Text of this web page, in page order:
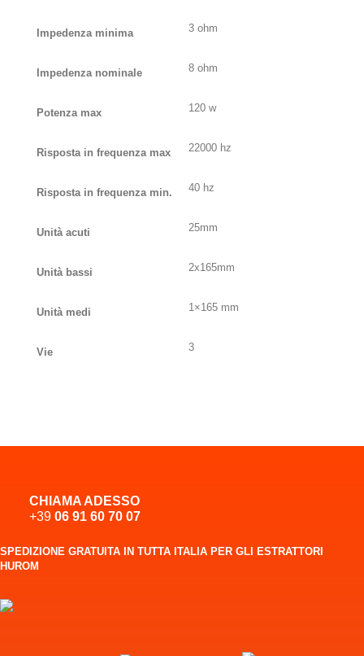
Impedenza minima 3 ohm
Impedenza nominale 8 ohm
Potenza max 120 w
Risposta in frequenza max 22000 hz
Risposta in frequenza min. 40 hz
Unità acuti 25mm
Unità bassi 2x165mm
Unità medi 1×165 mm
Vie 3
CHIAMA ADESSO
+39 06 91 60 70 07
SPEDIZIONE GRATUITA IN TUTTA ITALIA PER GLI ESTRATTORI
HUROM